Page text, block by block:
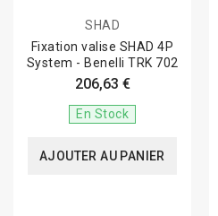
SHAD
Fixation valise SHAD 4P
System - Benelli TRK 702
206,63 €
En Stock
AJOUTER AU PANIER